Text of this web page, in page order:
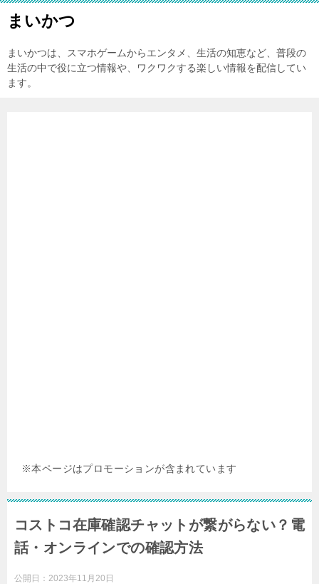
まいかつ
まいかつは、スマホゲームからエンタメ、生活の知恵など、普段の
生活の中で役に立つ情報や、ワクワクする楽しい情報を配信してい
ます。
※本ページはプロモーションが含まれています
コストコ在庫確認チャットが繋がらない？電
話・オンラインでの確認方法
公開日： 2023年11月20日